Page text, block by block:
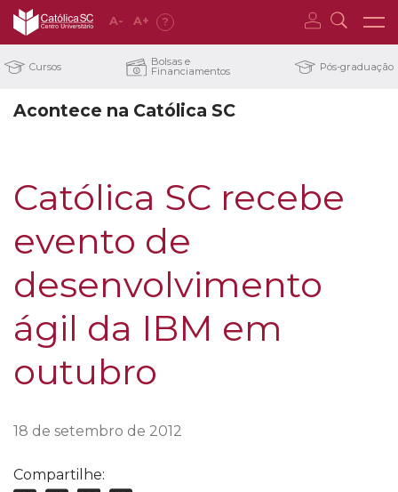
A- A+ ?
Cursos Bolsas e
Financiamentos Pós-graduação
Acontece na Católica SC
Católica SC recebe
evento de
desenvolvimento
ágil da IBM em
outubro
18 de setembro de 2012
Compartilhe: